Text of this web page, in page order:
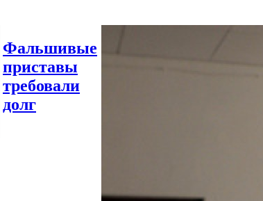
Фальшивые
приставы
требовали
долг